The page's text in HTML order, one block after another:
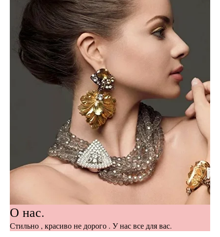
О нас.
Стильно , красиво не дорого . У нас все для вас.